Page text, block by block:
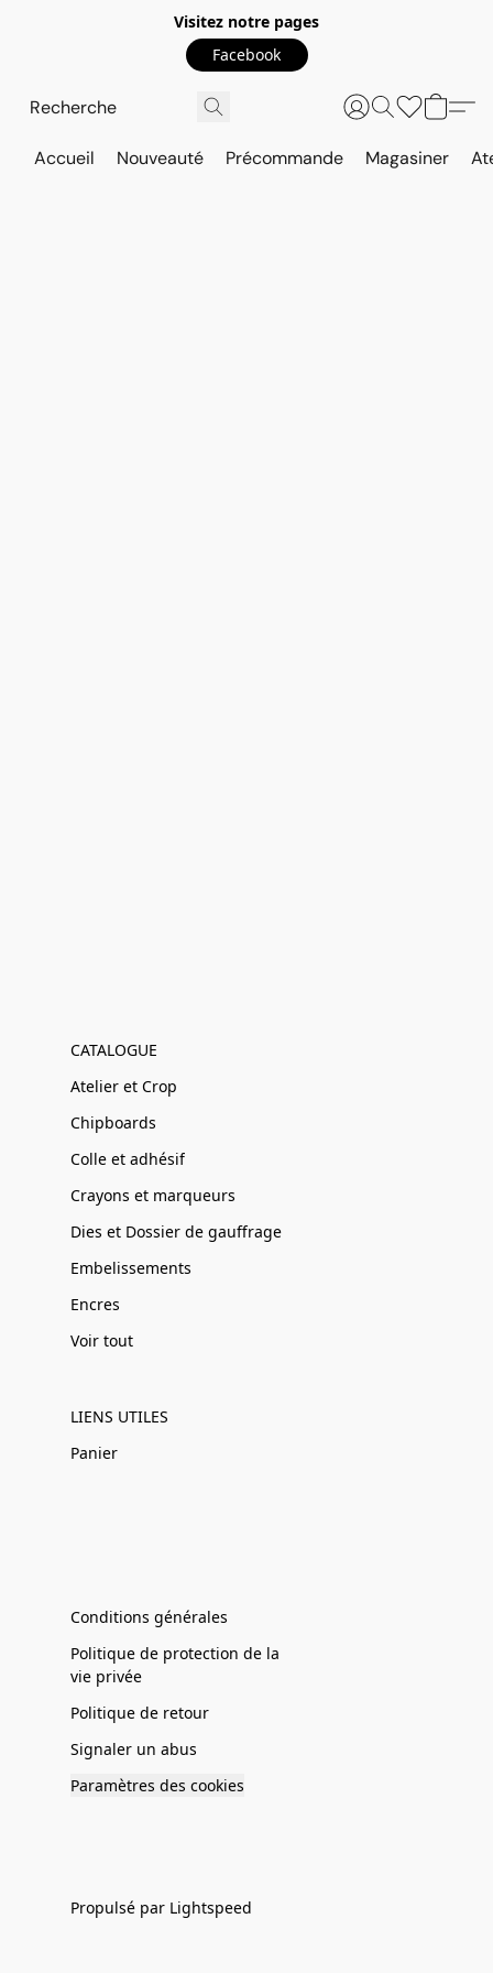
Visitez notre pages
Facebook
Accueil Nouveauté Précommande Magasiner
CATALOGUE
Atelier et Crop
Chipboards
Colle et adhésif
Crayons et marqueurs
Dies et Dossier de gauffrage
Embelissements
Encres
Voir tout
LIENS UTILES
Panier
Conditions générales
Politique de protection de la
vie privée
Politique de retour
Signaler un abus
Paramètres des cookies
Propulsé par Lightspeed